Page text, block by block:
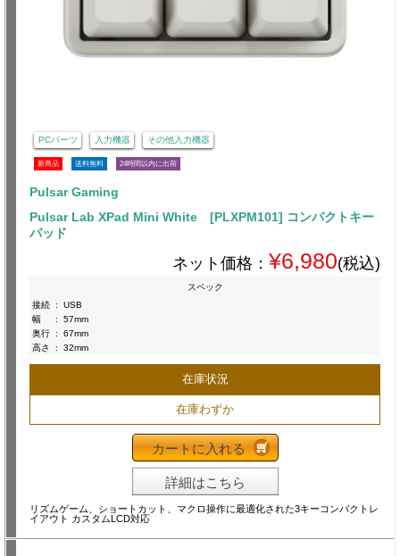
PCパーツ 入力機器 その他入力機器
新商品 送料無料 24時間以内に出荷
Pulsar Gaming
Pulsar Lab XPad Mini White [PLXPM101] コンパクトキー
パッド
ネット価格： ¥6,980(税込)
スペック
接続 :
USB
幅
:
57mm
奥行 :
67mm
高さ
: 32mm
在庫状況
在庫わずか
カートに入れる
詳細はこちら
リズムゲーム、ショートカット、マクロ操作に最適化された3キーコンパクトレ
イアウト カスタムLCD対応